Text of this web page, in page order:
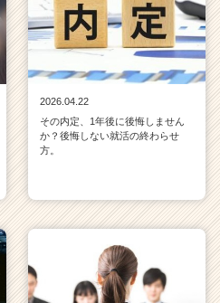
2026.04.22
その内定、1年後に後悔しません
か？後悔しない就活の終わらせ
方。